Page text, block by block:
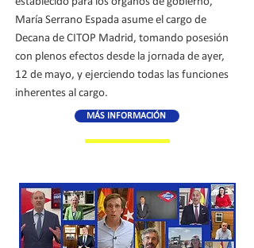
María Serrano Espada asume el cargo de
Decana de CITOP Madrid, tomando posesión
con plenos efectos desde la jornada de ayer,
12 de mayo, y ejerciendo todas las funciones
inherentes al cargo.
MÁS INFORMACIÓN